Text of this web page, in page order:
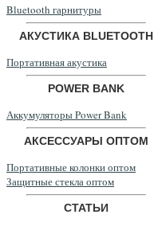
Bluetooth гарнитуры
АКУСТИКА BLUETOOTH
Портативная акустика
POWER BANK
Аккумуляторы Power Bank
АКСЕССУАРЫ ОПТОМ
Портативные колонки оптом
Защитные стекла оптом
СТАТЬИ